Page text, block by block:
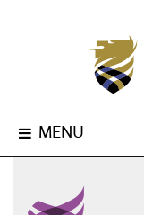
MENU